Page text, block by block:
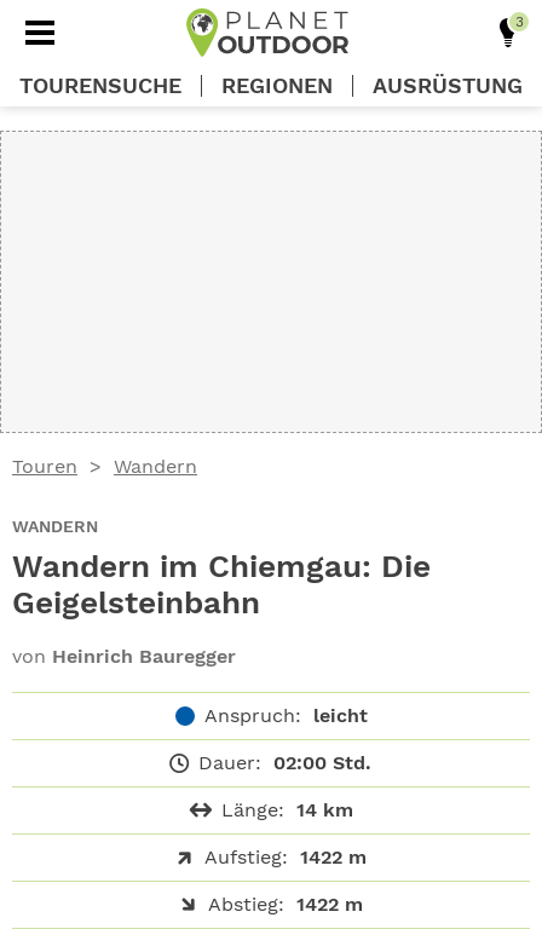
Touren Wandern
WANDERN
Wandern im Chiemgau: Die
Geigelsteinbahn
von Heinrich Bauregger
Anspruch: leicht
Dauer: 02:00 Std.
Länge: 14 km
Aufstieg: 1422 m
Abstieg: 1422 m
TOURENSUCHE REGIONEN AUSRÜSTUNG
GEWINNEN
ALLE THEMEN